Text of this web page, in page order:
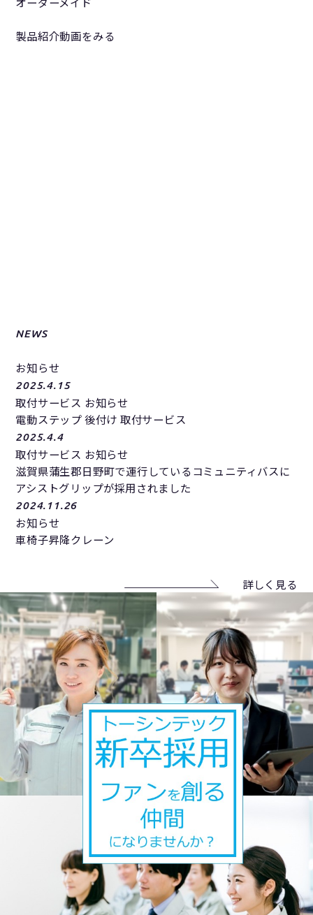
製品紹介動画をみる
NEWS
お知らせ
2025.4.15
取付サービス お知らせ
電動ステップ 後付け 取付サービス
2025.4.4
取付サービス お知らせ
滋賀県蒲生郡日野町で運行しているコミュニティバスに
アシストグリップが採用されました
2024.11.26
お知らせ
車椅子昇降クレーン
詳しく見る